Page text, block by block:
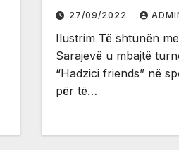
27/09/2022
Ilustrim Të shtunën
Sarajevë u mbajtë
“Hadzici friends” në
për të…